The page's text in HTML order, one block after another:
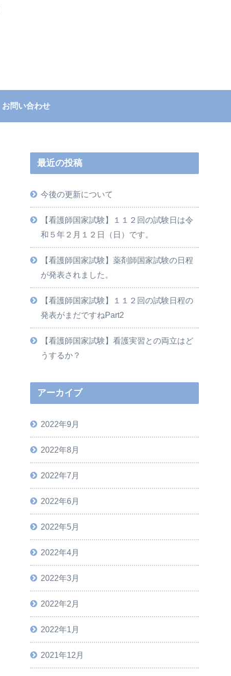
お問い合わせ
最近の投稿
今後の更新について
【看護師国家試験】１１２回の試験日は令
和５年２月１２日（日）です。
【看護師国家試験】薬剤師国家試験の日程
が発表されました。
【看護師国家試験】１１２回の試験日程の
発表がまだですねPart2
【看護師国家試験】看護実習との両立はど
うするか？
アーカイブ
2022年9月
2022年8月
2022年7月
2022年6月
2022年5月
2022年4月
2022年3月
2022年2月
2022年1月
2021年12月